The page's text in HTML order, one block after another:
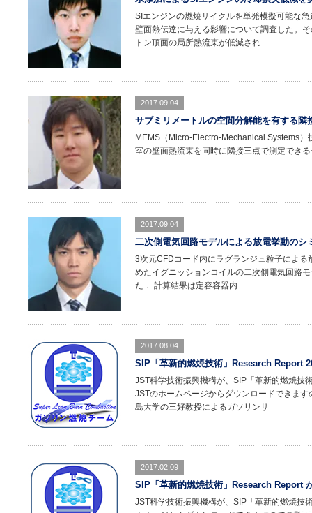
SIエンジンの燃焼サイクルを単発模擬可能な
壁面熱伝達に与える影響について調査した。
トン頂面の局所熱流束が低減され
2017.09.04
サブミリメートルの空間分解能を有する
MEMS（Micro-Electro-Mechanical Systems
室の壁面熱流束を同時に隣接三点で測定でき
2017.09.04
二次側電気回路モデルによる放電挙動のシ
3次元CFDコード内にラグランジュ粒子によ
めたイグニッションコイルの二次側電気回路
た． 計算結果は定容容器内
2017.08.04
SIP「革新的燃焼技術」Research Report
JST科学技術振興機構が、SIP「革新的燃焼
JSTのホームページからダウンロードできま
島大学の三好教授によるガソリンサ
2017.02.09
SIP「革新的燃焼技術」Research Report
JST科学技術振興機構が、SIP「革新的燃焼技